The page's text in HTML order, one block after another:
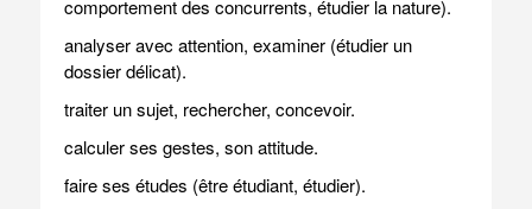
comportement des concurrents, étudier la nature).
analyser avec attention, examiner (étudier un
dossier délicat).
traiter un sujet, rechercher, concevoir.
calculer ses gestes, son attitude.
faire ses études (être étudiant, étudier).